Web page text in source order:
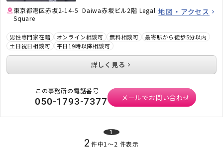
東京都港区赤坂2-14-5 Daiwa赤坂ビル2階 Legal
Square
地図・アクセス
男性専門家在籍 オンライン相談可 無料相談可
最寄駅から徒歩5分以内
土日祝日相談可
平日19時以降相談可
詳しく見る
この事務所の電話番号
050-1793-7377 メールでお問い合わせ
1
2 件中1〜2 件表示